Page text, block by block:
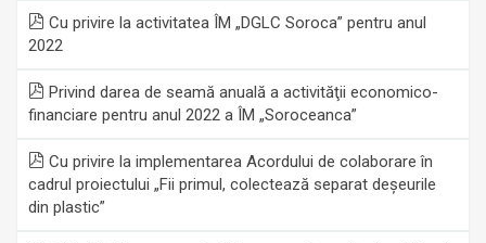
Cu privire la activitatea ÎM „DGLC Soroca” pentru anul
2022
Privind darea de seamă anuală a activităţii economico-
financiare pentru anul 2022 a ÎM „Soroceanca”
Cu privire la implementarea Acordului de colaborare în
cadrul proiectului „Fii primul, colectează separat deşeurile
din plastic”